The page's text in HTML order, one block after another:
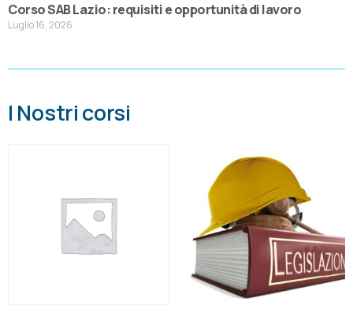
Corso SAB Lazio: requisiti e opportunità di lavoro
Luglio 16, 2026
I Nostri corsi